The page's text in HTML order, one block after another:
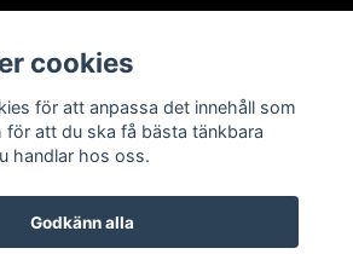
cookies
för att anpassa det innehåll som
att du ska få bästa tänkbara
handlar hos oss.
Godkänn alla